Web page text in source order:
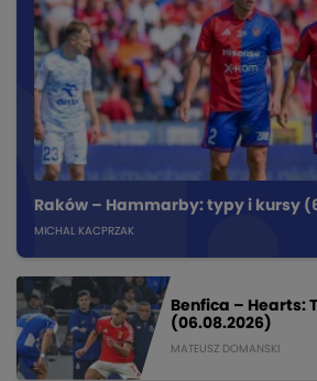
Raków – Hammarby: typy i kursy
MICHAL KACPRZAK
Benfica – Hearts:
(06.08.2026)
MATEUSZ DOMANSKI